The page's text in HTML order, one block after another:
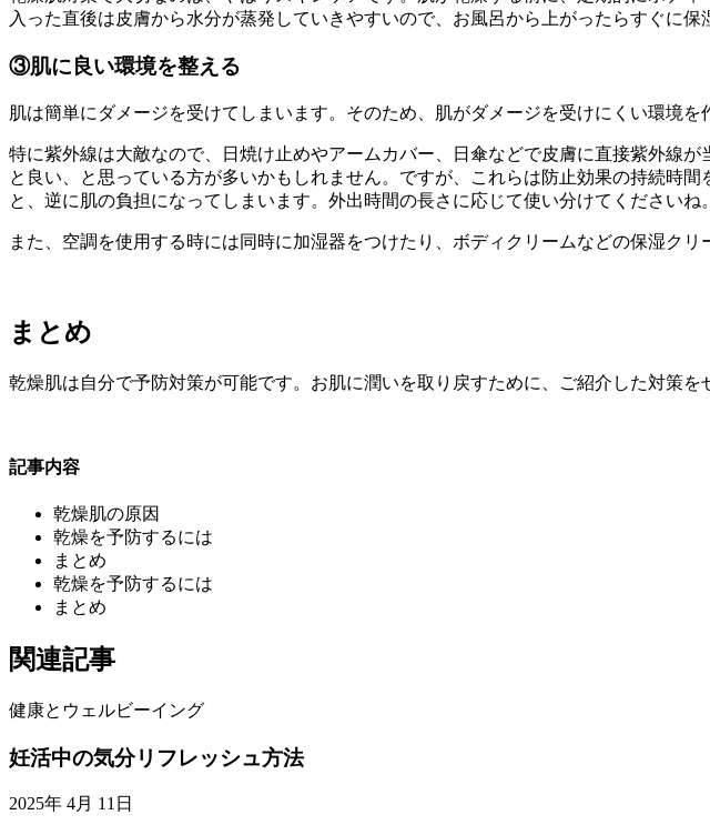
入った直後は皮膚から水分が蒸発していきやすいので、お風呂から上がったらすぐに保
③肌に良い環境を整える
肌は簡単にダメージを受けてしまいます。そのため、肌がダメージを受けにくい環境を
特に紫外線は大敵なので、日焼け止めやアームカバー、日傘などで皮膚に直接紫外線
と良い、と思っている方が多いかもしれません。ですが、これらは防止効果の持続時
と、逆に肌の負担になってしまいます。外出時間の長さに応じて使い分けてくださいね。
また、空調を使用する時には同時に加湿器をつけたり、ボディクリームなどの保湿ク
まとめ
乾燥肌は自分で予防対策が可能です。お肌に潤いを取り戻すために、ご紹介した対策を
記事内容
乾燥肌の原因
乾燥を予防するには
まとめ
乾燥を予防するには
まとめ
関連記事
健康とウェルビーイング
妊活中の気分リフレッシュ方法
2025年 4月 11日